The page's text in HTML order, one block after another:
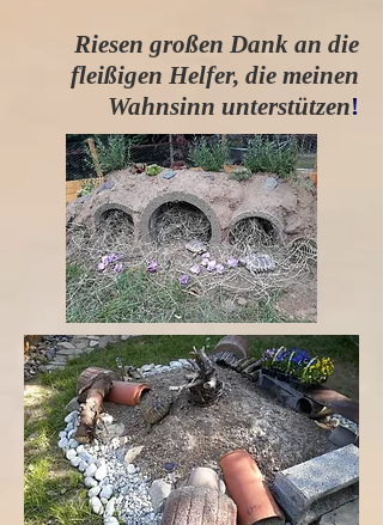
Riesen großen Dank an die
fleißigen Helfer, die meinen
Wahnsinn unterstützen!